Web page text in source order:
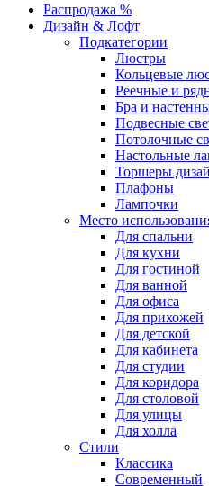
Распродажа %
Дизайн & Лофт
Подкатегории
Люстры
Кольцевые
Реечные и
Бра и
Подвесные
Потолочные
Настольные
Торшеры
Плафоны
Лампочки
Место
Для спальни
Для кухни
Для гостиной
Для ванной
Для офиса
Для прихожей
Для детской
Для кабинета
Для студии
Для коридора
Для столовой
Для улицы
Для холла
Стили
Классика
Современный